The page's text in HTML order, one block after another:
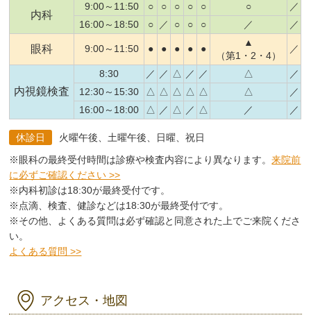
内科
9:00～11:50 ○ ○ ○ ○ ○ ○
／
16:00～18:50
○ ／ ○ ○ ○ ／ ／
眼科 9:00～11:50 ● ● ● ● ●
▲
（第1・2・4）
／
内視鏡検査
8:30 ／ ／ △ ／ ／ △
／
12:30～15:30
△ △ △ △ △ △
／
16:00～18:00
△ ／ △ ／ △ ／ ／
休診日
火曜午後、土曜午後、日曜、祝日
※眼科の最終受付時間は診療や検査内容により異なります。来院前
に必ずご確認ください >>
※内科初診は18:30が最終受付です。
※点滴、検査、健診などは18:30が最終受付です。
※その他、よくある質問は必ず確認と同意された上でご来院くださ
い。
よくある質問 >>
アクセス・地図